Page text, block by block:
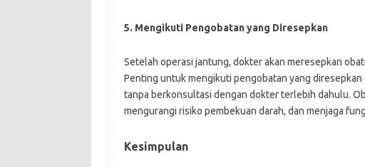
5. Mengikuti Pengobatan yang Diresepkan
Setelah operasi jantung, dokter akan meresepkan
Penting untuk mengikuti pengobatan yang
tanpa berkonsultasi dengan dokter terlebih dahulu.
mengurangi risiko pembekuan darah, dan menjaga
Kesimpulan